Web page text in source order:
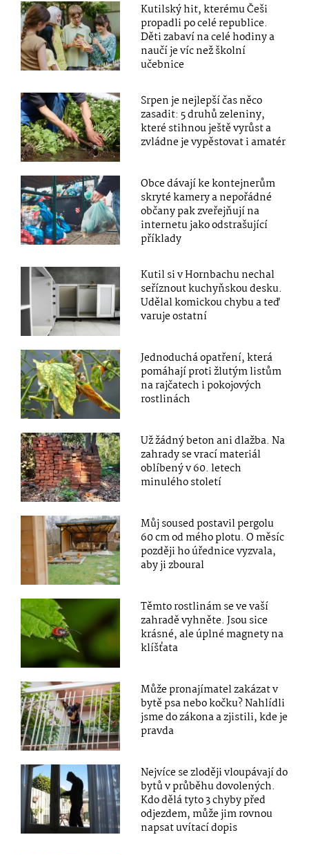
Kutilský hit, kterému Češi
propadli po celé republice.
Děti zabaví na celé hodiny a
naučí je víc než školní
učebnice
Srpen je nejlepší čas něco
zasadit: 5 druhů zeleniny,
které stihnou ještě vyrůst a
zvládne je vypěstovat i amatér
Obce dávají ke kontejnerům
skryté kamery a nepořádné
občany pak zveřejňují na
internetu jako odstrašující
příklady
Kutil si v Hornbachu nechal
seříznout kuchyňskou desku.
Udělal komickou chybu a teď
varuje ostatní
Jednoduchá opatření, která
pomáhají proti žlutým listům
na rajčatech i pokojových
rostlinách
Už žádný beton ani dlažba. Na
zahrady se vrací materiál
oblíbený v 60. letech
minulého století
Můj soused postavil pergolu
60 cm od mého plotu. O měsíc
později ho úřednice vyzvala,
aby ji zboural
Těmto rostlinám se ve vaší
zahradě vyhněte. Jsou sice
krásné, ale úplné magnety na
klíšťata
Může pronajímatel zakázat v
bytě psa nebo kočku? Nahlídli
jsme do zákona a zjistili, kde je
pravda
Nejvíce se zloději vloupávají do
bytů v průběhu dovolených.
Kdo dělá tyto 3 chyby před
odjezdem, může jim rovnou
napsat uvítací dopis